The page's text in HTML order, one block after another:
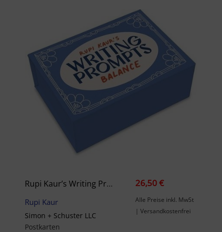
Rupi Kaur’s Writing Prompts Balance
Rupi Kaur
Simon + Schuster LLC
Postkarten
26,50 €
Alle Preise inkl. MwSt
| Versandkostenfrei